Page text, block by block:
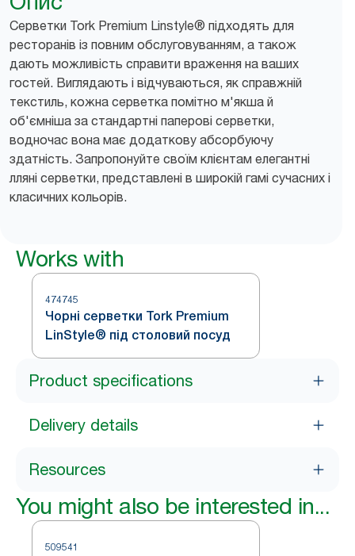
Серветки Tork Premium Linstyle® підходять для
ресторанів із повним обслуговуванням, а також
дають можливість справити враження на ваших
гостей. Виглядають і відчуваються, як справжній
текстиль, кожна серветка помітно м'якша й
об'ємніша за стандартні паперові серветки,
водночас вона має додаткову абсорбуючу
здатність. Запропонуйте своїм клієнтам елегантні
лляні серветки, представлені в широкій гамі сучасних і
класичних кольорів.
Works with
474745
Чорні серветки Tork Premium
LinStyle® під столовий посуд
Product specifications
Delivery details
Resources
You might also be interested in...
509541